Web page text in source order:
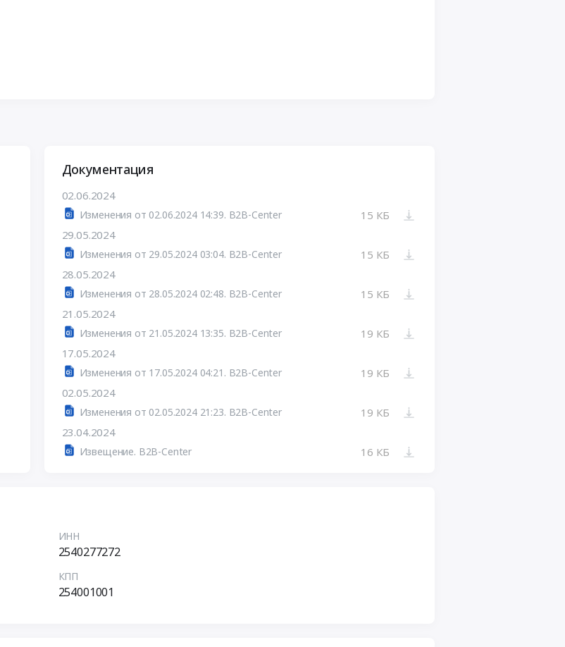
Документация
02.06.2024
Изменения от 02.06.2024 14:39. B2B-Center
15 КБ
29.05.2024
Изменения от 29.05.2024 03:04. B2B-Center
15 КБ
28.05.2024
Изменения от 28.05.2024 02:48. B2B-Center
15 КБ
21.05.2024
Изменения от 21.05.2024 13:35. B2B-Center
19 КБ
17.05.2024
Изменения от 17.05.2024 04:21. B2B-Center
19 КБ
02.05.2024
Изменения от 02.05.2024 21:23. B2B-Center
19 КБ
23.04.2024
Извещение. B2B-Center 16 КБ
ИНН
2540277272
КПП
254001001